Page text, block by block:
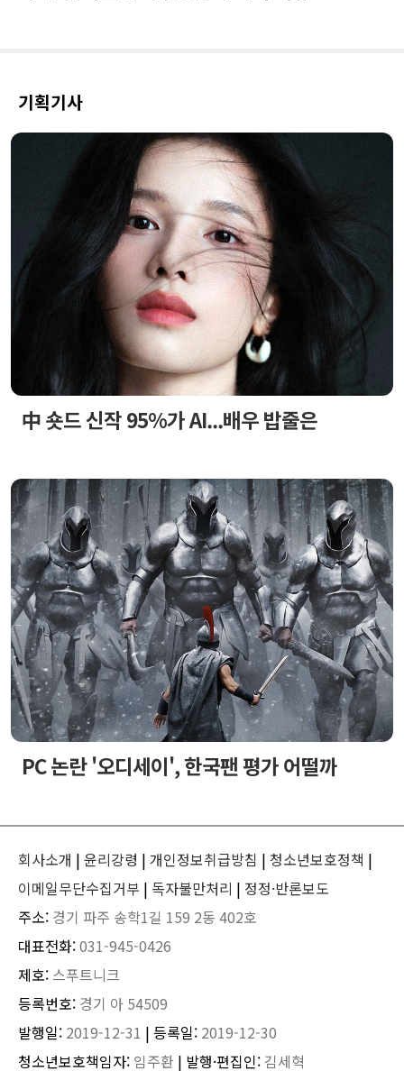
기획기사
中 숏드 신작 95%가 AI...배우 밥줄은
PC 논란 '오디세이', 한국팬 평가 어떨까
회사소개 | 윤리강령 | 개인정보취급방침 | 청소년보호정책 |
이메일무단수집거부 | 독자불만처리 | 정정·반론보도
주소: 경기 파주 송학1길 159 2동 402호
대표전화:031-945-0426
제호: 스푸트니크
등록번호: 경기 아 54509
발행일: 2019-12-31 | 등록일: 2019-12-30
청소년보호책임자: 임주환 | 발행·편집인: 김세혁